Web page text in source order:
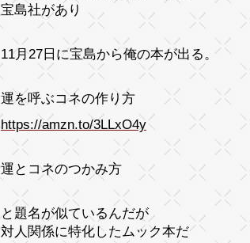
宝島社があり
11月27日に宝島から俺の本が出る。
運を呼ぶコネの作り方
https://amzn.to/3LLxO4y
運とコネのつかみ方
と題名が似ているんだが
対人関係に特化したムック本だ